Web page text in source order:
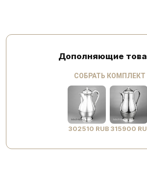
Дополняющие
СОБРАТЬ КОМПЛЕКТ
302510 RUB 315900